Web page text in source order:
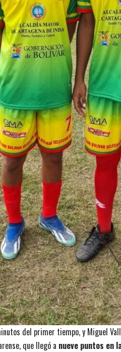
del primer tiempo, y Miguel
que llegó a nueve puntos en